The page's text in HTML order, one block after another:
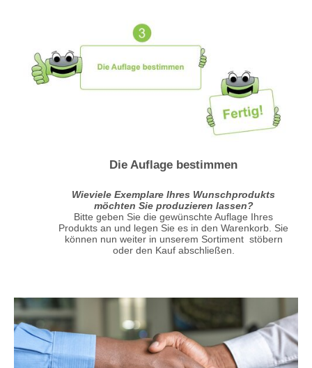
Die Auflage bestimmen
Wieviele Exemplare Ihres Wunschprodukts
möchten Sie produzieren lassen?
Bitte geben Sie die gewünschte Auflage Ihres
Produkts an und legen Sie es in den Warenkorb. Sie
können nun weiter in unserem Sortiment stöbern
oder den Kauf abschließen.